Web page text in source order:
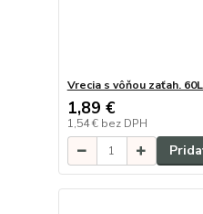
Vrecia s vôňou zaťah.
1,89 €
1,54 € bez DPH